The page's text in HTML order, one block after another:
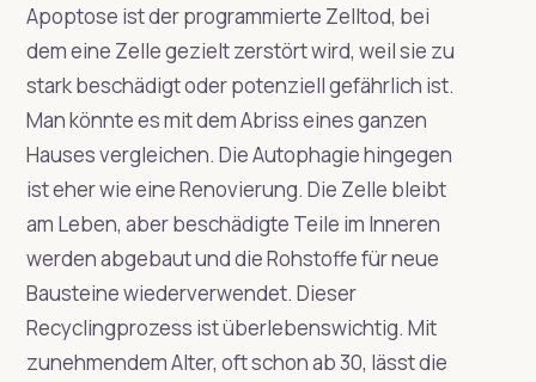
Apoptose ist der programmierte Zelltod, bei
dem eine Zelle gezielt zerstört wird, weil sie zu
stark beschädigt oder potenziell gefährlich ist.
Man könnte es mit dem Abriss eines ganzen
Hauses vergleichen. Die Autophagie hingegen
ist eher wie eine Renovierung. Die Zelle bleibt
am Leben, aber beschädigte Teile im Inneren
werden abgebaut und die Rohstoffe für neue
Bausteine wiederverwendet. Dieser
Recyclingprozess ist überlebenswichtig. Mit
zunehmendem Alter, oft schon ab 30, lässt die